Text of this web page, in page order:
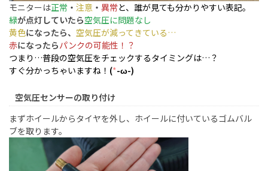
モニターは正常 ・ 注意 ・ 異常と、誰が見ても分かりやすい表記。
緑が点灯していたら空気圧に問題なし
黄色になったら、 空気圧が減ってきている…
赤になったらパンクの可能性！？
つまり…普段の空気圧をチェックするタイミングは…？
すぐ分かっちゃいますね！ (*-ω-)
空気圧センサーの取り付け
まずホイールからタイヤを外し、ホイールに付いているゴムバル
ブを取ります。